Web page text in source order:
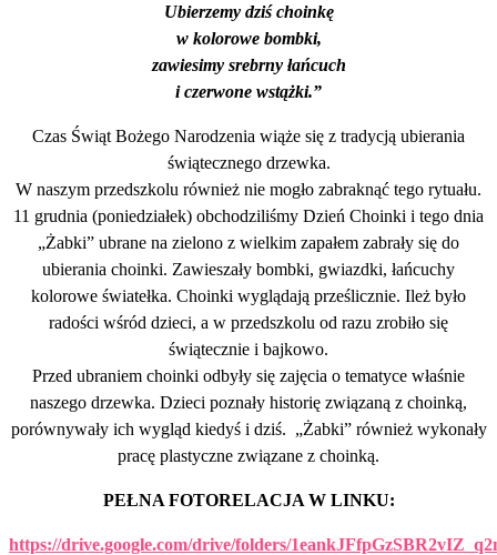
Ubierzemy dziś choinkę
w kolorowe bombki,
zawiesimy srebrny łańcuch
i czerwone wstążki.”
Czas Świąt Bożego Narodzenia wiąże się z tradycją ubierania
świątecznego drzewka.
W naszym przedszkolu również nie mogło zabraknąć tego rytuału.
11 grudnia (poniedziałek) obchodziliśmy Dzień Choinki i tego dnia
„Żabki” ubrane na zielono z wielkim zapałem zabrały się do
ubierania choinki. Zawieszały bombki, gwiazdki, łańcuchy
kolorowe światełka. Choinki wyglądają prześlicznie. Ileż było
radości wśród dzieci, a w przedszkolu od razu zrobiło się
świątecznie i bajkowo.
Przed ubraniem choinki odbyły się zajęcia o tematyce właśnie
naszego drzewka. Dzieci poznały historię związaną z choinką,
porównywały ich wygląd kiedyś i dziś. „Żabki” również wykonały
pracę plastyczne związane z choinką.
PEŁNA FOTORELACJA W LINKU:
https://drive.google.com/drive/folders/